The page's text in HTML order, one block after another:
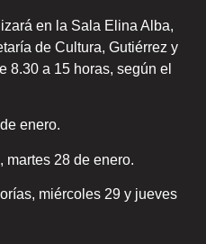
en la Sala Elina Alba,
de Cultura, Gutiérrez y
8.30 a 15 horas, según el
enero.
martes 28 de enero.
miércoles 29 y jueves